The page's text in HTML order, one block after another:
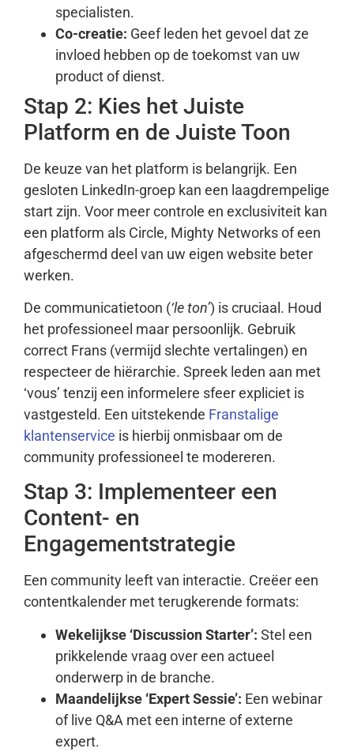
specialisten.
Co-creatie: Geef leden het gevoel dat ze
invloed hebben op de toekomst van uw
product of dienst.
Stap 2: Kies het Juiste
Platform en de Juiste Toon
De keuze van het platform is belangrijk. Een
gesloten LinkedIn-groep kan een laagdrempelige
start zijn. Voor meer controle en exclusiviteit kan
een platform als Circle, Mighty Networks of een
afgeschermd deel van uw eigen website beter
werken.
De communicatietoon (‘le ton’) is cruciaal. Houd
het professioneel maar persoonlijk. Gebruik
correct Frans (vermijd slechte vertalingen) en
respecteer de hiërarchie. Spreek leden aan met
‘vous’ tenzij een informelere sfeer expliciet is
vastgesteld. Een uitstekende Franstalige
klantenservice is hierbij onmisbaar om de
community professioneel te modereren.
Stap 3: Implementeer een
Content- en
Engagementstrategie
Een community leeft van interactie. Creëer een
contentkalender met terugkerende formats:
Wekelijkse ‘Discussion Starter’: Stel een
prikkelende vraag over een actueel
onderwerp in de branche.
Maandelijkse ‘Expert Sessie’: Een webinar
of live Q&A met een interne of externe
expert.